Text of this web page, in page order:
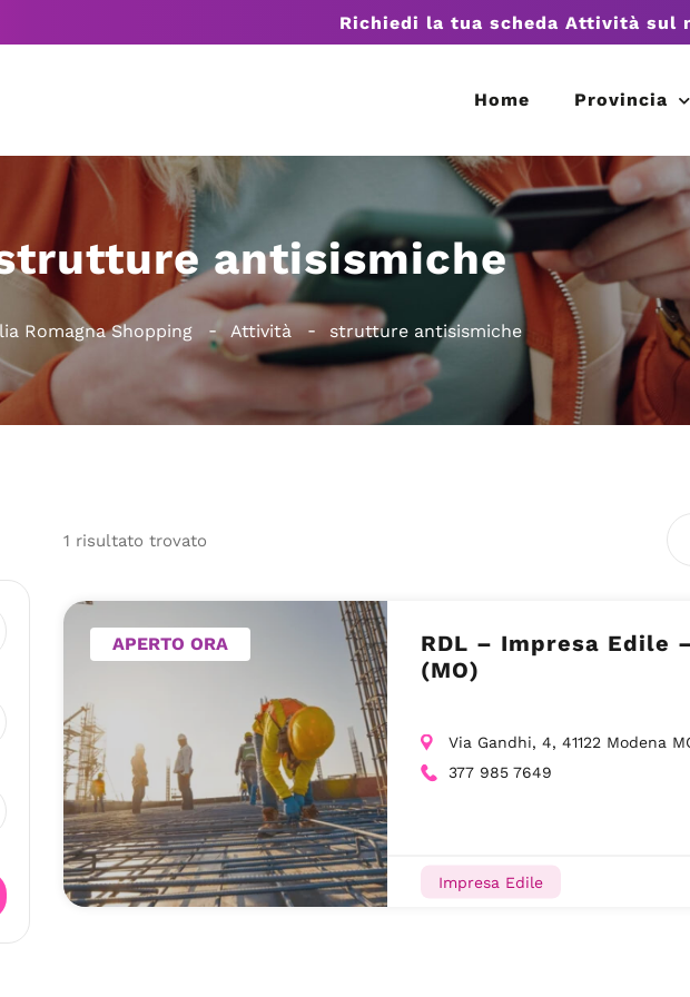
Richiedi la tua scheda Attività sul
Home Provincia
antisismiche
Romagna Shopping Attività strutture antisismiche
1 risultato trovato
APERTO ORA
RDL – Impresa Edile
(MO)
Via Gandhi, 4, 41122 Modena
377 985 7649
Impresa Edile